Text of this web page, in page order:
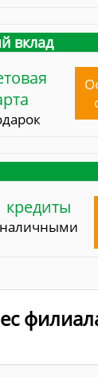
вклад
кредиты
наличными